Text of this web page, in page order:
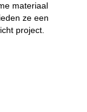
materiaal
ze een
project.